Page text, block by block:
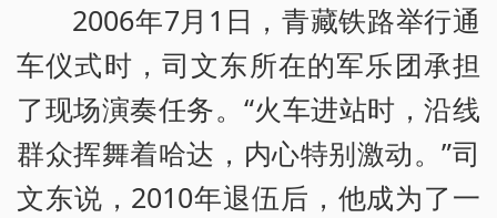
2006年7月1日，青藏铁路举行通
车仪式时，司文东所在的军乐团承担
了现场演奏任务。“火车进站时，沿线
群众挥舞着哈达，内心特别激动。”司
文东说，2010年退伍后，他成为了一